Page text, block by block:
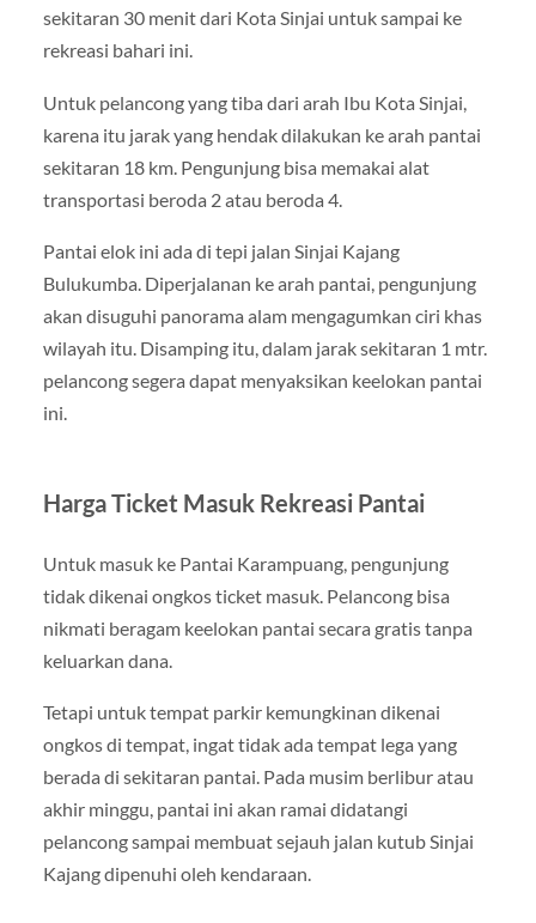
sekitaran 30 menit dari Kota Sinjai untuk sampai ke
rekreasi bahari ini.
Untuk pelancong yang tiba dari arah Ibu Kota Sinjai,
karena itu jarak yang hendak dilakukan ke arah pantai
sekitaran 18 km. Pengunjung bisa memakai alat
transportasi beroda 2 atau beroda 4.
Pantai elok ini ada di tepi jalan Sinjai Kajang
Bulukumba. Diperjalanan ke arah pantai, pengunjung
akan disuguhi panorama alam mengagumkan ciri khas
wilayah itu. Disamping itu, dalam jarak sekitaran 1 mtr.
pelancong segera dapat menyaksikan keelokan pantai
ini.
Harga Ticket Masuk Rekreasi Pantai
Untuk masuk ke Pantai Karampuang, pengunjung
tidak dikenai ongkos ticket masuk. Pelancong bisa
nikmati beragam keelokan pantai secara gratis tanpa
keluarkan dana.
Tetapi untuk tempat parkir kemungkinan dikenai
ongkos di tempat, ingat tidak ada tempat lega yang
berada di sekitaran pantai. Pada musim berlibur atau
akhir minggu, pantai ini akan ramai didatangi
pelancong sampai membuat sejauh jalan kutub Sinjai
Kajang dipenuhi oleh kendaraan.